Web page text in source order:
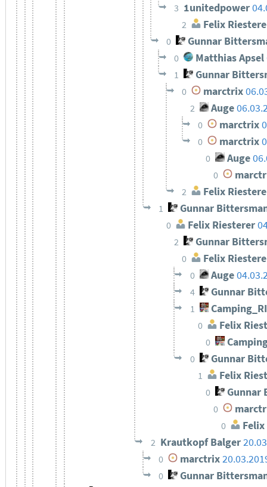
3 1unitedpower
2 Felix
0 Gunnar
0 Matthias Apsel
1 Gunnar
0 marctrix
2 Auge
0 marctrix
0 marctrix
0 Auge
0
2 Felix
1 Gunnar
0 Felix Riesterer
2 Gunnar
0 Felix
0 Auge
4 Gunnar
1
0 Felix
0
0 Gunnar
1 Felix
0 Gunnar
0
0
2 Krautkopf Balger
0 marctrix
0 Gunnar